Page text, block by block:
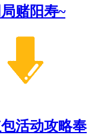
赌阳寿~
活动攻略奉